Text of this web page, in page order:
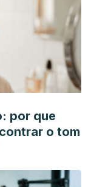
continuos
sometidos a
Brazilian
W., &
de la
en 340
Urológicas
E. (2012).
por que
o tom